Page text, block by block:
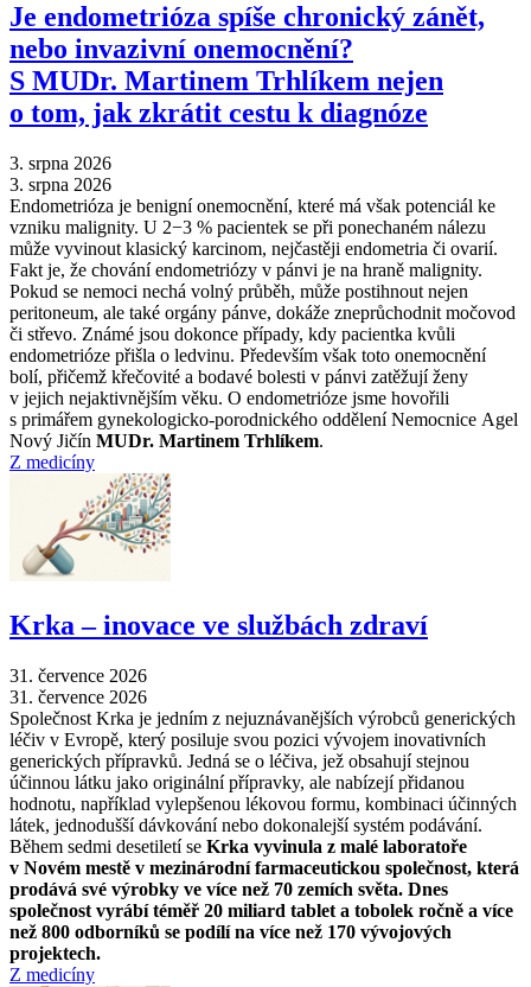
Je endometrióza spíše chronický zánět,
nebo invazivní onemocnění?
S MUDr. Martinem Trhlíkem nejen
o tom, jak zkrátit cestu k diagnóze
3. srpna 2026
3. srpna 2026
Endometrióza je benigní onemocnění, které má však potenciál ke
vzniku malignity. U 2−3 % pacientek se při ponechaném nálezu
může vyvinout klasický karcinom, nejčastěji endometria či ovarií.
Fakt je, že chování endometriózy v pánvi je na hraně malignity.
Pokud se nemoci nechá volný průběh, může postihnout nejen
peritoneum, ale také orgány pánve, dokáže zneprůchodnit močovod
či střevo. Známé jsou dokonce případy, kdy pacientka kvůli
endometrióze přišla o ledvinu. Především však toto onemocnění
bolí, přičemž křečovité a bodavé bolesti v pánvi zatěžují ženy
v jejich nejaktivnějším věku. O endometrióze jsme hovořili
s primářem gynekologicko-porodnického oddělení Nemocnice Agel
Nový Jičín MUDr. Martinem Trhlíkem.
Z medicíny
Krka –⁠ inovace ve službách zdraví
31. července 2026
31. července 2026
Společnost Krka je jedním z nejuznávanějších výrobců generických
léčiv v Evropě, který posiluje svou pozici vývojem inovativních
generických přípravků. Jedná se o léčiva, jež obsahují stejnou
účinnou látku jako originální přípravky, ale nabízejí přidanou
hodnotu, například vylepšenou lékovou formu, kombinaci účinných
látek, jednodušší dávkování nebo dokonalejší systém podávání.
Během sedmi desetiletí se Krka vyvinula z malé laboratoře
v Novém mestě v mezinárodní farmaceutickou společnost, která
prodává své výrobky ve více než 70 zemích světa. Dnes
společnost vyrábí téměř 20 miliard tablet a tobolek ročně a více
než 800 odborníků se podílí na více než 170 vývojových
projektech.
Z medicíny